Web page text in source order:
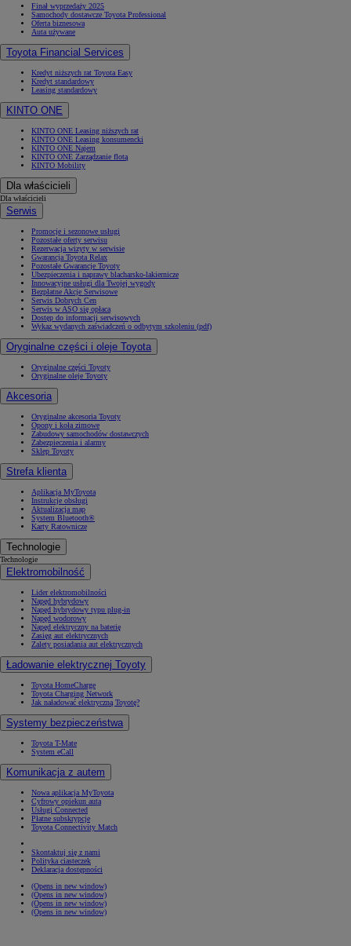
Finał wyprzedaży 2025
Samochody dostawcze Toyota Professional
Oferta biznesowa
Auta używane
Toyota Financial Services
Kredyt niższych rat Toyota Easy
Kredyt standardowy
Leasing standardowy
KINTO ONE
KINTO ONE Leasing niższych rat
KINTO ONE Leasing konsumencki
KINTO ONE Najem
KINTO ONE Zarządzanie flotą
KINTO Mobility
Dla właścicieli
Dla właścicieli
Serwis
Promocje i sezonowe usługi
Pozostałe oferty serwisu
Rezerwacja wizyty w serwisie
Gwarancja Toyota Relax
Pozostałe Gwarancje Toyoty
Ubezpieczenia i naprawy blacharsko-lakiernicze
Innowacyjne usługi dla Twojej wygody
Bezpłatne Akcje Serwisowe
Serwis Dobrych Cen
Serwis w ASO się opłaca
Dostęp do informacji serwisowych
Wykaz wydanych zaświadczeń o odbytym szkoleniu (pdf)
Oryginalne części i oleje Toyota
Oryginalne części Toyoty
Oryginalne oleje Toyoty
Akcesoria
Oryginalne akcesoria Toyoty
Opony i koła zimowe
Zabudowy samochodów dostawczych
Zabezpieczenia i alarmy
Sklep Toyoty
Strefa klienta
Aplikacja MyToyota
Instrukcje obsługi
Aktualizacja map
System Bluetooth®
Karty Ratownicze
Technologie
Technologie
Elektromobilność
Lider elektromobilności
Napęd hybrydowy
Napęd hybrydowy typu plug-in
Napęd wodorowy
Napęd elektryczny na baterię
Zasięg aut elektrycznych
Zalety posiadania aut elektrycznych
Ładowanie elektrycznej Toyoty
Toyota HomeCharge
Toyota Charging Network
Jak naładować elektryczną Toyotę?
Systemy bezpieczeństwa
Toyota T-Mate
System eCall
Komunikacja z autem
Nowa aplikacja MyToyota
Cyfrowy opiekun auta
Usługi Connected
Płatne subskrypcje
Toyota Connectivity Match
Skontaktuj się z nami
Polityka ciasteczek
Deklaracja dostępności
(Opens in new window)
(Opens in new window)
(Opens in new window)
(Opens in new window)